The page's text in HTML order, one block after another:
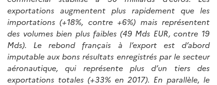
exportations augmentent plus rapidement que les
importations (+18%, contre +6%) mais représentent
des volumes bien plus faibles (49 Mds EUR, contre 19
Mds). Le rebond français à l’export est d’abord
imputable aux bons résultats enregistrés par le secteur
aéronautique, qui représente plus d’un tiers des
exportations totales (+33% en 2017). En parallèle, le